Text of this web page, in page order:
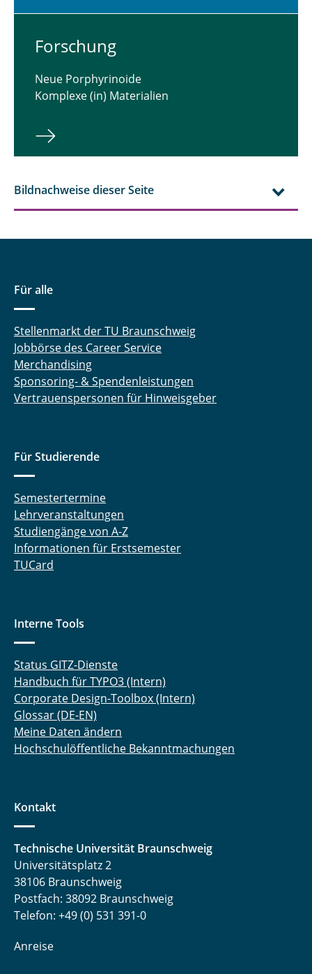
For­schung
Neue Porphyrinoide
Komplexe (in) Materialien
Bildnachweise dieser Seite
Für alle
Stellenmarkt der TU Braunschweig
Jobbörse des Career Service
Merchandising
Sponsoring- & Spendenleistungen
Vertrauenspersonen für Hinweisgeber
Für Studierende
Semestertermine
Lehrveranstaltungen
Studiengänge von A-Z
Informationen für Erstsemester
TUCard
Interne Tools
Status GITZ-Dienste
Handbuch für TYPO3 (Intern)
Corporate Design-Toolbox (Intern)
Glossar (DE-EN)
Meine Daten ändern
Hochschulöffentliche Bekanntmachungen
Kontakt
Technische Universität Braunschweig
Universitätsplatz 2
38106 Braunschweig
Postfach: 38092 Braunschweig
Telefon: +49 (0) 531 391-0
Anreise